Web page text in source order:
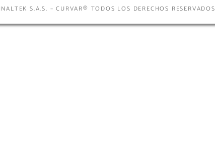
S.A.S. – CURVAR® TODOS LOS DERECHOS RESERVADOS